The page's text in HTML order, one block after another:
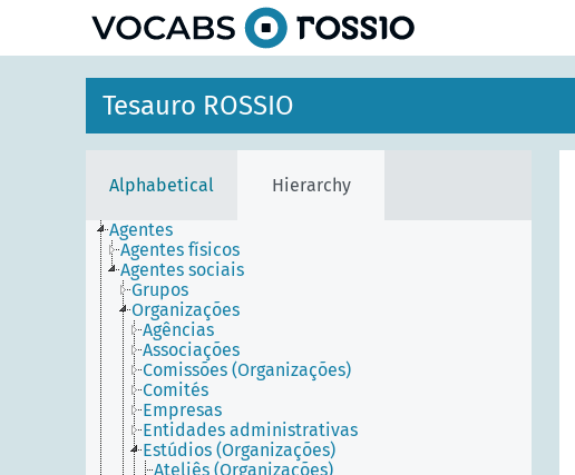
Tesauro ROSSIO
Alphabetical Hierarchy
Agentes
Agentes físicos
Agentes sociais
Grupos
Organizações
Agências
Associações
Comissões (Organizações)
Comités
Empresas
Entidades administrativas
Estúdios (Organizações)
Ateliês (Organizações)